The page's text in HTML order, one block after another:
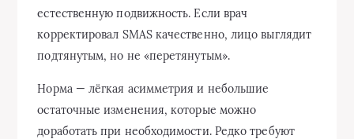
естественную подвижность. Если врач
корректировал SMAS качественно, лицо выглядит
подтянутым, но не «перетянутым».
Норма — лёгкая асимметрия и небольшие
остаточные изменения, которые можно
доработать при необходимости. Редко требуют